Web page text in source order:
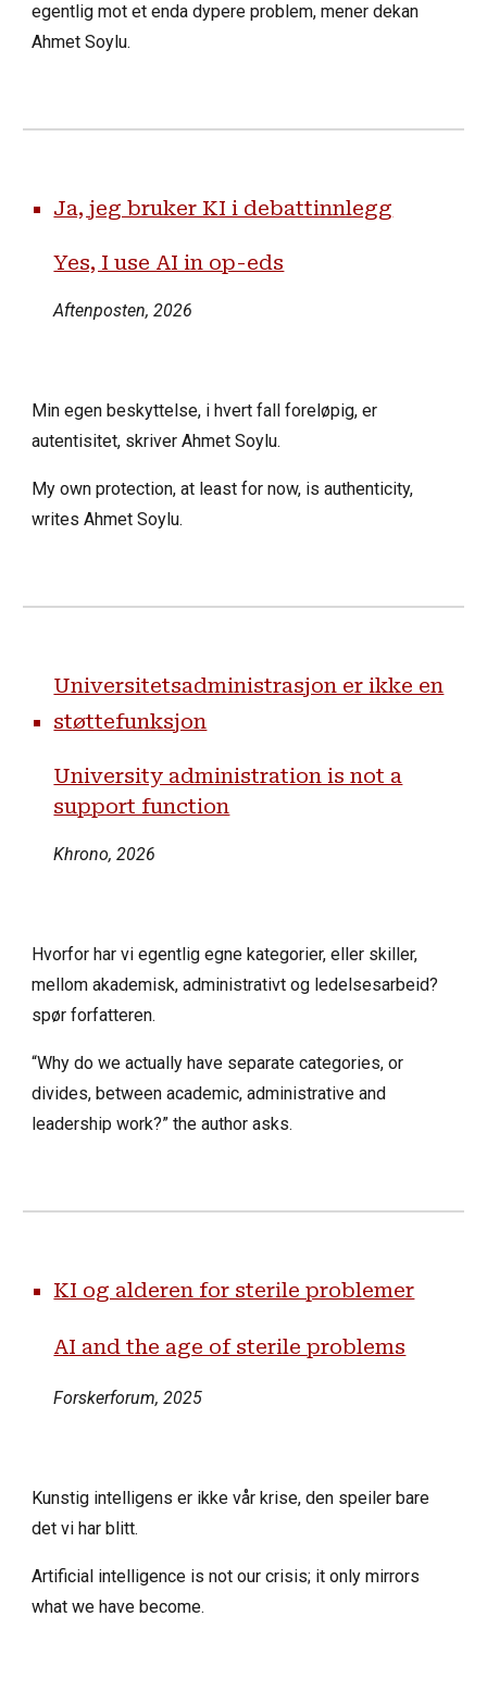
egentlig mot et enda dypere problem, mener dekan
Ahmet Soylu.
Ja, jeg bruker KI i debattinnlegg
Yes, I use AI in op-eds
Aftenposten, 2026
Min egen beskyttelse, i hvert fall foreløpig, er
autentisitet, skriver Ahmet Soylu.
My own protection, at least for now, is authenticity,
writes Ahmet Soylu.
Universitetsadministrasjon er ikke en
støttefunksjon
University administration is not a
support function
Khrono, 2026
Hvorfor har vi egentlig egne kategorier, eller skiller,
mellom akademisk, administrativt og ledelsesarbeid?
spør forfatteren.
“Why do we actually have separate categories, or
divides, between academic, administrative and
leadership work?” the author asks.
KI og alderen for sterile problemer
AI and the age of sterile problems
Forskerforum, 2025
Kunstig intelligens er ikke vår krise, den speiler bare
det vi har blitt.
Artificial intelligence is not our crisis; it only mirrors
what we have become.